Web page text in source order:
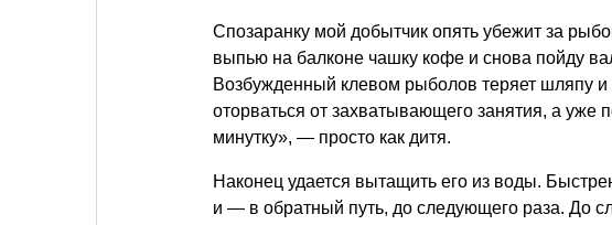
Спозаранку мой добытчик опять убежит за
выпью на балконе чашку кофе и снова пойду
Возбужденный клевом рыболов теряет шляпу и
оторваться от захватывающего занятия, а уже
минутку», — просто как дитя.
Наконец удается вытащить его из воды.
и — в обратный путь, до следующего раза. До